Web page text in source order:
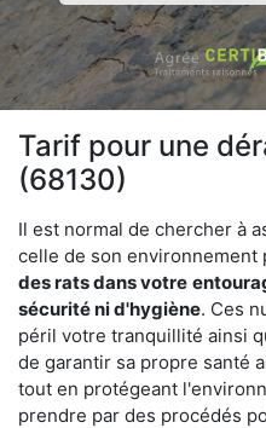
Tarif pour une
(68130)
Il est normal de chercher à
celle de son environnement
des rats dans votre
sécurité ni d'hygiène. Ces
péril votre tranquillité ainsi
de garantir sa propre santé
tout en protégeant
prendre par des procédés